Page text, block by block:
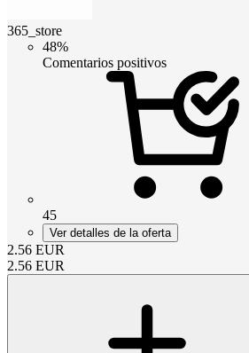
365_store
48%
Comentarios positivos
45
Ver detalles de la oferta
2.56 EUR
2.56 EUR